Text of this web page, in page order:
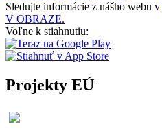
Sledujte informácie z nášho webu v
V OBRAZE.
Voľne k stiahnutiu:
Projekty EÚ